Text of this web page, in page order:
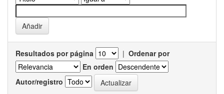
Resultados por página | Ordenar por
En orden
Autor/registro